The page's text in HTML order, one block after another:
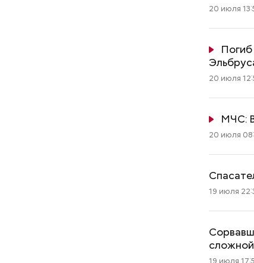
20 июля
Погиб
20 июля
МЧС:
20 июля
19 июля
19 июля